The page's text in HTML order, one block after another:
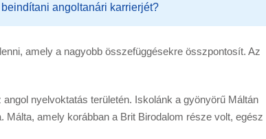
angoltanári karrierjét?
amely a nagyobb összefüggésekre összpontosít. Az
nyelvoktatás területén. Iskolánk a gyönyörű Máltán
amely korábban a Brit Birodalom része volt, egész